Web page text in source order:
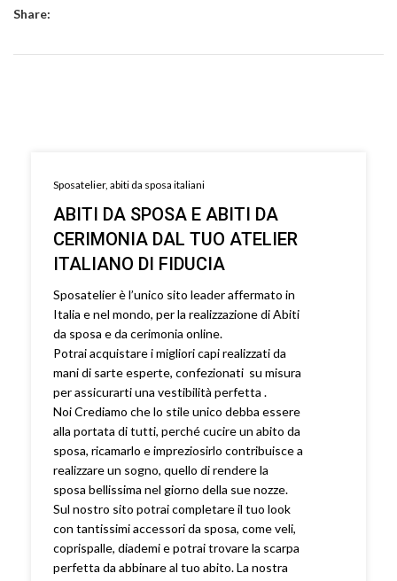
Share:
Sposatelier, abiti da sposa italiani
ABITI DA SPOSA E ABITI DA
CERIMONIA DAL TUO ATELIER
ITALIANO DI FIDUCIA
Sposatelier è l’unico sito leader affermato in
Italia e nel mondo, per la realizzazione di Abiti
da sposa e da cerimonia online.
Potrai acquistare i migliori capi realizzati da
mani di sarte esperte, confezionati su misura
per assicurarti una vestibilità perfetta .
Noi Crediamo che lo stile unico debba essere
alla portata di tutti, perché cucire un abito da
sposa, ricamarlo e impreziosirlo contribuisce a
realizzare un sogno, quello di rendere la
sposa bellissima nel giorno della sue nozze.
Sul nostro sito potrai completare il tuo look
con tantissimi accessori da sposa, come veli,
coprispalle, diademi e potrai trovare la scarpa
perfetta da abbinare al tuo abito. La nostra